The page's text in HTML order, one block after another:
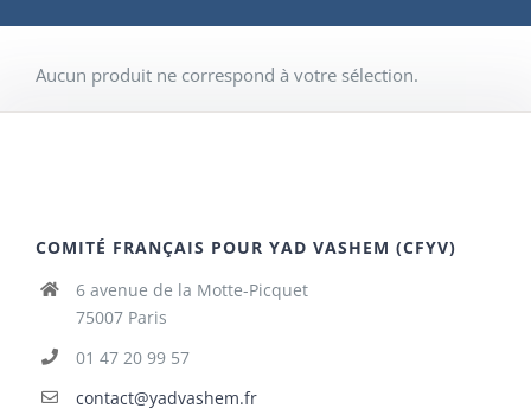
Aucun produit ne correspond à votre sélection.
COMITÉ FRANÇAIS POUR YAD VASHEM (CFYV)
6 avenue de la Motte-Picquet
75007 Paris
01 47 20 99 57
contact@yadvashem.fr